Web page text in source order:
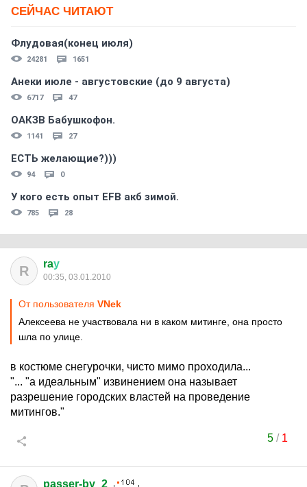
СЕЙЧАС ЧИТАЮТ
Флудовая(конец июля)
24281 1651
Анеки июле - августовские (до 9 августа)
6717 47
ОАКЗВ Бабушкофон.
1141 27
ЕСТЬ желающие?)))
94 0
У кого есть опыт EFB акб зимой.
785 28
R raу
00:35, 03.01.2010
От пользователя VNek
Алексеева не участвовала ни в каком митинге, она просто
шла по улице.
в костюме снегурочки, чисто мимо проходила...
"... "а идеальным" извинением она называет
разрешение городских властей на проведение
митингов."
5/ 1
passer-by_2